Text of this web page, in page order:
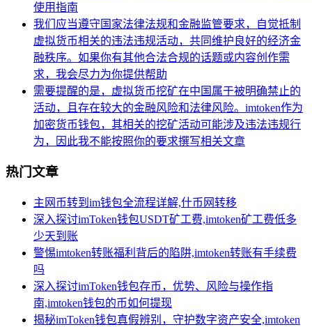
使用指南
我们应当遵守国家法律法规和金融监管要求，自觉抵制
虚拟货币相关的违法违规活动，共同维护良好的经济金
融秩序。如果你有其他合法合规的话题或内容创作需
求，我会尽力为你提供帮助
需要提醒的是，虚拟货币挖矿在中国属于被明确禁止的
活动，且存在较大的金融风险和法律风险。imtoken作为
加密货币钱包，其相关的挖矿活动可能涉及违法违规行
为，因此我不能按照你的要求撰写相关文章
热门文章
主网币转到im钱包全流程详解,什币网转移
深入探讨imToken钱包USDT矿工费,imtoken矿工费低多
少天到账
警惕imtoken转账福利背后的陷阱,imtoken转账有手续费
吗
深入探讨imToken钱包存币，优势、风险与操作指
南,imtoken钱包的币如何提现
揭秘imToken钱包真假辨别，守护数字资产安全,imtoken